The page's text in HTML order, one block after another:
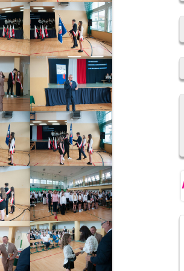
REGULAMIN SU SP IM. F.
ŚWIEBOCKIEGO W BARCICACH
2019/2020
REKRUTACJA DO SZKÓŁ
PONADPODSTAWOWYCH